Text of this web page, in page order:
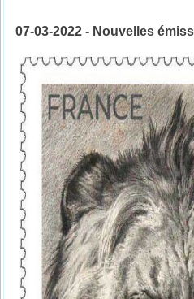
07-03-2022 - Nouvelles